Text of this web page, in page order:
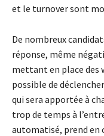
et le turnover sont
De nombreux
réponse, même
mettant en place
possible de
qui sera apportée à
trop de temps à
automatisé, prend en